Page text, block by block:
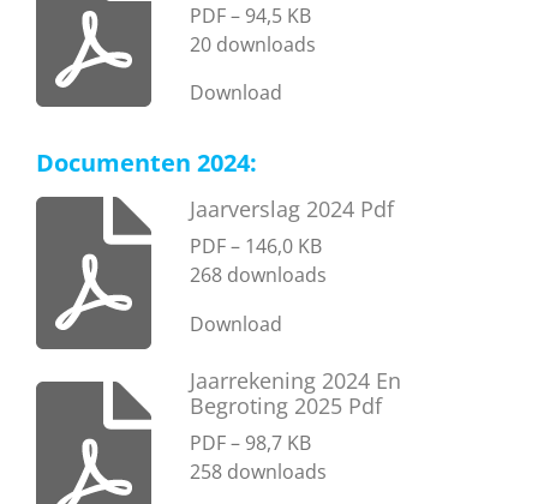
PDF – 94,5 KB
20 downloads
Download
Documenten 2024:
Jaarverslag 2024 Pdf
PDF – 146,0 KB
268 downloads
Download
Jaarrekening 2024 En
Begroting 2025 Pdf
PDF – 98,7 KB
258 downloads